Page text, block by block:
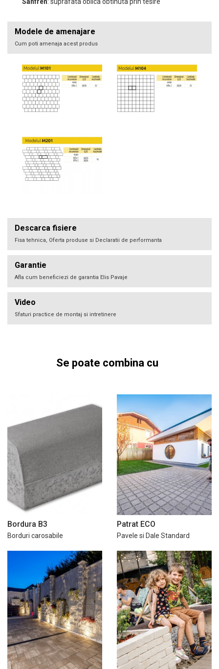
Modele de amenajare
Cum poti amenaja acest produs
Descarca fisiere
Fisa tehnica, Oferta produse si Declaratii de performanta
Garantie
Afla cum beneficiezi de garantia Elis Pavaje
Video
Sfaturi practice de montaj si intretinere
Se poate combina cu
Bordura B3
Borduri carosabile
Patrat ECO
Pavele si Dale Standard